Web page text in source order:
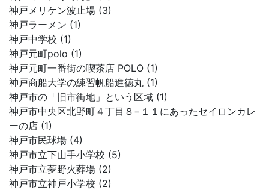
神戸メリケン波止場 (3)
神戸ラーメン (1)
神戸中学校 (1)
神戸元町polo (1)
神戸元町一番街の喫茶店 POLO (1)
神戸商船大学の練習帆船進徳丸 (1)
神戸市の「旧市街地」という区域 (1)
神戸市中央区北野町４丁目８−１１にあったセイロンカレ
ーの店 (1)
神戸市民球場 (4)
神戸市立下山手小学校 (5)
神戸市立夢野火葬場 (2)
神戸市立神戸小学校 (2)